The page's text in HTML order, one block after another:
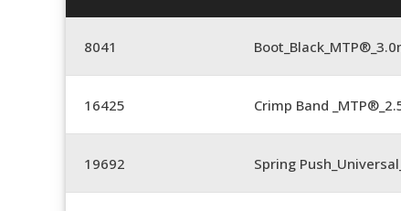
8041
16425 Crimp Band
19692 Spring